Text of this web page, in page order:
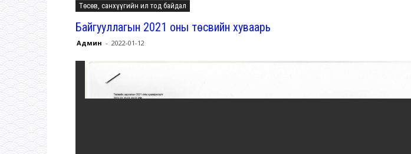
Төсөв, санхүүгийн ил тод байдал
Байгууллагын 2021 оны төсвийн хуваарь
Админ - 2022-01-12